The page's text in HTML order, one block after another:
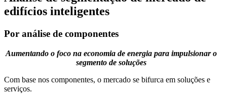
edifícios inteligentes
Por análise de componentes
Aumentando o foco na economia de energia para impulsionar o
segmento de soluções
Com base nos componentes, o mercado se bifurca em soluções e
serviços.